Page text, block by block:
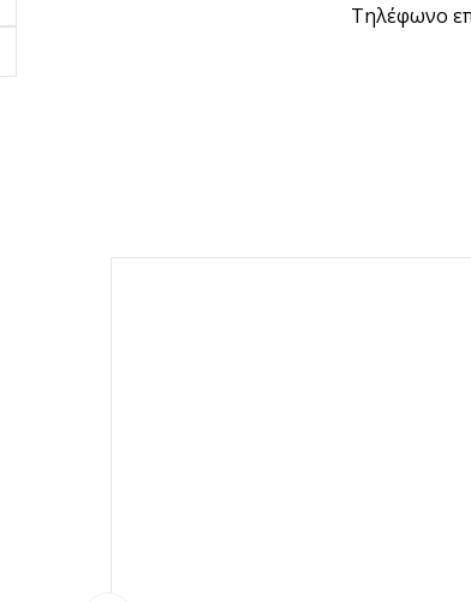
Τηλέφωνο